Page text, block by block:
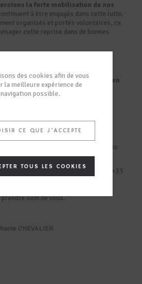
des cookies afin de vous
la meilleure expérience de
navigation possible.
CE QUE J'ACCEPTE
TOUS LES COOKIES
la forte mobilisation de nos
à être engagés dans cette lutte.
organisés et portés volontaires, ce
cette reprise dans de bonnes
se tient à votre disposition pour
:
à nous confier vos étalonnages en
c’est peut-être le bon moment.
devaient être limités, n’hésitez pas à
le passage de notre navette,
de vos travaux au sein de nos
pourront être assurés par Visio
pas à nous solliciter.
–info@mimetrologie.com
– Tel : +33
soin de vous.
CHEVALIER